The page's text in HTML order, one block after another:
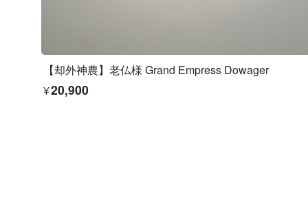
【却外神農】老仏様 Grand Empress Dowager
¥20,900